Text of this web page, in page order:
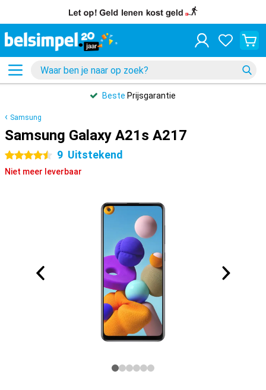
Beste Prijsgarantie
Samsung
Samsung Galaxy A21s A217
4.5 sterren 9 Uitstekend
Niet meer leverbaar